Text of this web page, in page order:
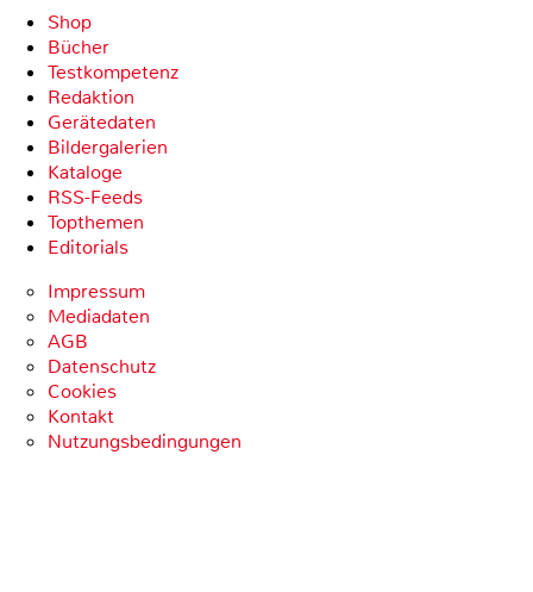
Shop
Bücher
Testkompetenz
Redaktion
Gerätedaten
Bildergalerien
Kataloge
RSS-Feeds
Topthemen
Editorials
Impressum
Mediadaten
AGB
Datenschutz
Cookies
Kontakt
Nutzungsbedingungen